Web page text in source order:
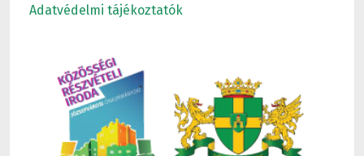
Adatvédelmi tájékoztatók